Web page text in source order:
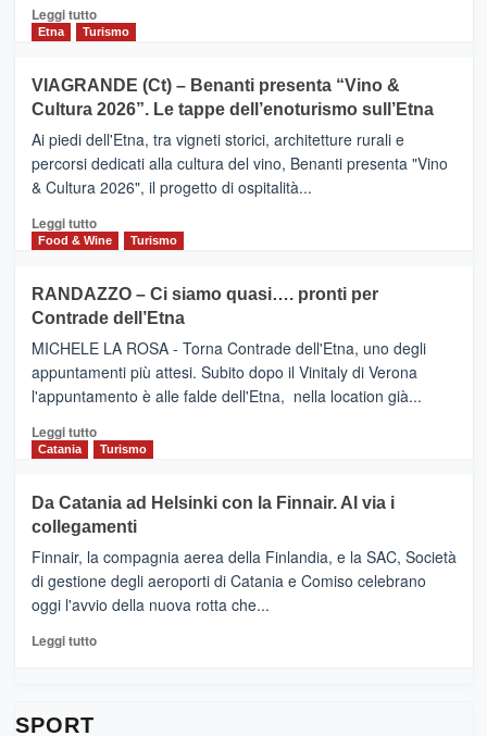
dati
di
Anche
la
Alcantara
nei
primi
nella
classifica
Leggi tuttoLeggi
di
IL
SAN
DOMENICO
PALACE
TAORMINA,
UN
HOTEL
FOUR
IL
NUOVO
SUMMER
CLUB
Etna Turismo
VIAGRANDE (Ct) – Benanti presenta “Vino &
Cultura 2026”. Le tappe dell’enoturismo sull’Etna
Ai piedi dell'Etna, tra vigneti storici, architetture rurali e
percorsi dedicati alla cultura del vino, Benanti presenta "Vino
& Cultura 2026", il progetto di ospitalità...
Leggi tuttoLeggi
di
VIAGRANDE
(Ct)
–
Benanti
presenta
“Vino
&
Cultura
tappe
dell’enoturismo
Food & Wine Turismo
RANDAZZO – Ci siamo quasi…. pronti per
Contrade dell’Etna
MICHELE LA ROSA - Torna Contrade dell'Etna, uno degli
appuntamenti più attesi. Subito dopo il Vinitaly di Verona
l'appuntamento è alle falde dell'Etna, nella location già...
Leggi tuttoLeggi
di
RANDAZZO
–
Ci
siamo
quasi….
pronti
per
Catania Turismo
Da Catania ad Helsinki con la Finnair. Al via i
collegamenti
Finnair, la compagnia aerea della Finlandia, e la SAC, Società
di gestione degli aeroporti di Catania e Comiso celebrano
oggi l'avvio della nuova rotta che...
Leggi tuttoLeggi
SPORT